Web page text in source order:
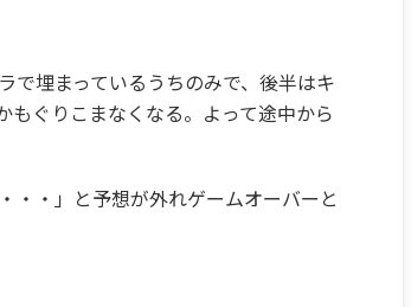
で埋まっているうちのみで、後半はキ
もぐりこまなくなる。よって途中から
・・」と予想が外れゲームオーバーと